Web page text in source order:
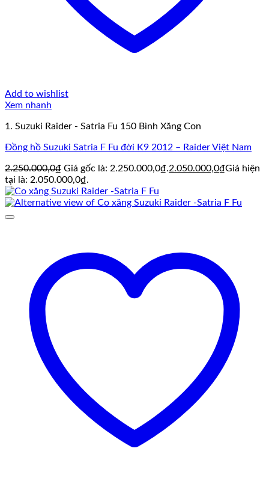
Add to wishlist
Xem nhanh
1. Suzuki Raider - Satria Fu 150 Bình Xăng Con
Đồng hồ Suzuki Satria F Fu đời K9 2012 – Raider Việt Nam
2.250.000,0₫ Giá gốc là: 2.250.000,0₫.2.050.000,0₫Giá hiện
tại là: 2.050.000,0₫.